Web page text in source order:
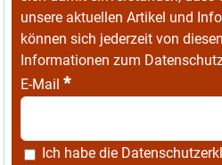
unsere aktuellen Artikel und
können sich jederzeit von
Informationen zum
E-Mail *
Ich habe die